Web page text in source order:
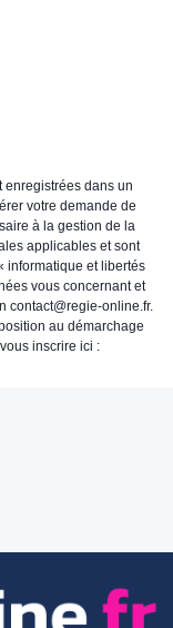
enregistrées dans un
votre demande de
à la gestion de la
applicables et sont
informatique et libertés
vous concernant et
contact@regie-online.fr.
au démarchage
inscrire ici :